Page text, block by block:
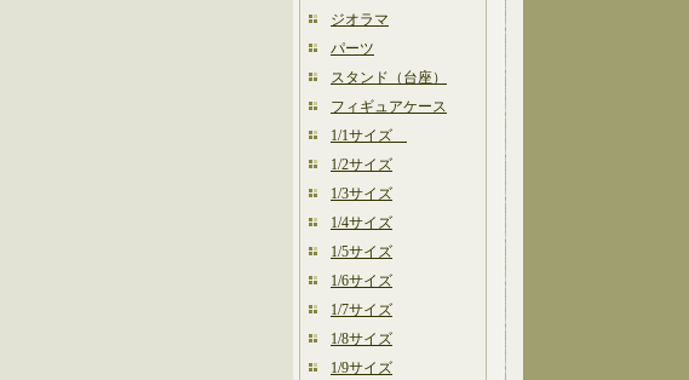
ジオラマ
パーツ
スタンド（台座）
フィギュアケース
1/1サイズ
1/2サイズ
1/3サイズ
1/4サイズ
1/5サイズ
1/6サイズ
1/7サイズ
1/8サイズ
1/9サイズ